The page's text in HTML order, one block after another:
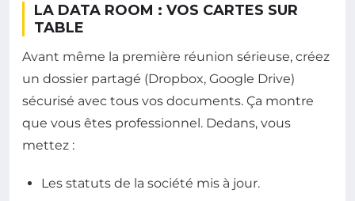
LA DATA ROOM : VOS CARTES SUR
TABLE
Avant même la première réunion sérieuse, créez
un dossier partagé (Dropbox, Google Drive)
sécurisé avec tous vos documents. Ça montre
que vous êtes professionnel. Dedans, vous
mettez :
Les statuts de la société mis à jour.